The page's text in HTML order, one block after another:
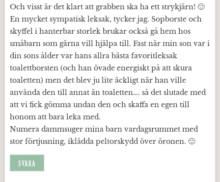
Och visst är det klart att grabben ska ha ett strykjärn! 🙂
En mycket sympatisk leksak, tycker jag. Sopborste och
skyffel i hanterbar storlek brukar också gå hem hos
småbarn som gärna vill hjälpa till. Fast när min son var i
din sons ålder var hans allra bästa favoritleksak
toalettborsten (och han övade energiskt på att skura
toaletten) men det blev ju lite äckligt när han ville
använda den till annat än toaletten…. så det slutade med
att vi fick gömma undan den och skaffa en egen till
honom att bara leka med.
Numera dammsuger mina barn vardagsrummet med
stor förtjusning, iklädda peltorskydd över öronen. 🙂
SVARA